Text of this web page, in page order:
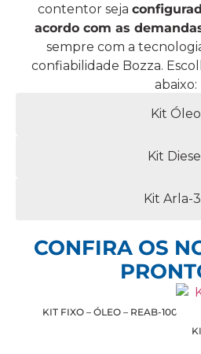
contentor seja
acordo com as
sempre com a
confiabilidade Bozza.
abaixo:
Kit Óleo
Kit Diesel
Kit Arla-
CONFIRA OS
KIT FIXO – ÓLEO – REAB-1000